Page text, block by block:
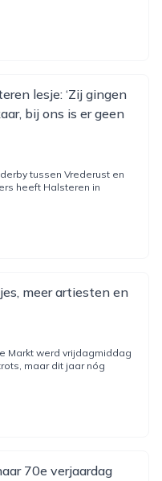
lesje: ‘Zij gingen
bij ons is er geen
tussen Vrederust en
heeft Halsteren in
meer artiesten en
Markt werd vrijdagmiddag
maar dit jaar nóg
70e verjaardag